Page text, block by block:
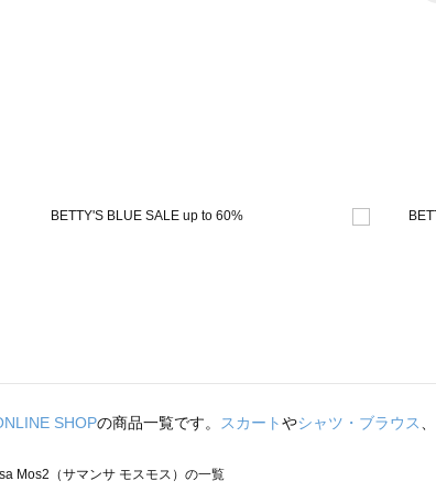
SHOPの商品一覧です。 スカートやシャツ・ブラウス、
Mos2（サマンサ モスモス）の一覧